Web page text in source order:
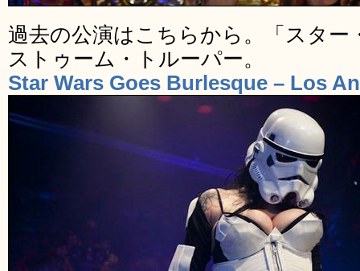
過去の公演はこちらから。「スター
ストゥーム・トルーパー。
Star Wars Goes Burlesque – Los